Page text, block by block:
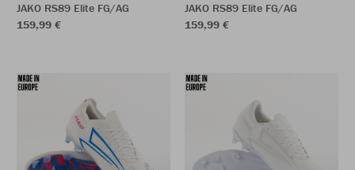
JAKO RS89 Elite FG/AG
159,99 €
JAKO RS89 Elite FG/AG
159,99 €